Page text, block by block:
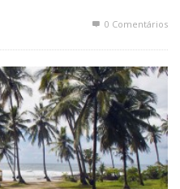
0 Comentários